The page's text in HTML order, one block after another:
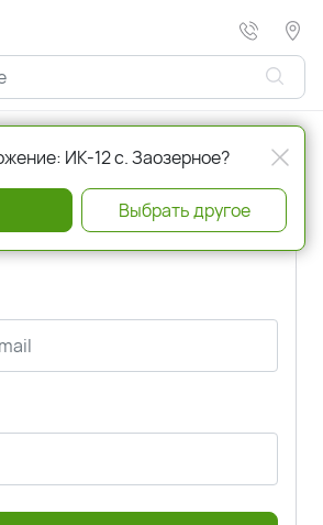
ИК-12 с. Заозерное?
Выбрать другое